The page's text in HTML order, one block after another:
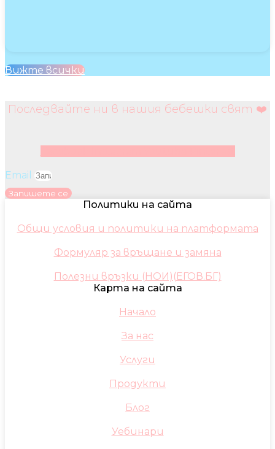
Вижте всички
Последвайте ни в нашия бебешки свят ❤️
Email
Запишете се
Политики на сайта
Общи условия и политики на платформата
Формуляр за връщане и замяна
Полезни връзки (НОИ)(ЕГОВ.БГ)
Карта на сайта
Начало
За нас
Услуги
Продукти
Блог
Уебинари